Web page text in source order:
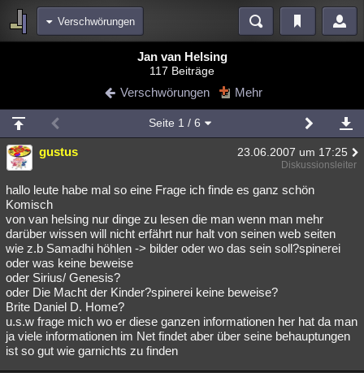
Verschwörungen
Blogs
Chat Wiki Neuigkeiten
meine Rubriken
Menschen Mystery Kriminalfälle
Spiritualität Verschwörungen Technologie Ufologie
Natur Umfragen Unterhaltung
weitere Rubriken
Philosophie Träume
Astronomie Helpdesk Gruppen Gaming
Musik Clash Verbesserungen Allmystery English
Übersichten
Jan van Helsing
117 Beiträge
Verschwörungen Mehr
Seite 1 / 6
gustus 23.06.2007 um 17:25
Diskussionsleiter
hallo leute habe mal so eine Frage ich finde es ganz schön
Komisch
von van helsing nur dinge zu lesen die man wenn man mehr
darüber wissen will nicht erfährt nur halt von seinen web seiten
wie z.b Samadhi höhlen -> bilder oder wo das sein soll?spinerei
oder was keine beweise
oder Sirius/ Genesis?
oder Die Macht der Kinder?spinerei keine beweise?
Brite Daniel D. Home?
u.s.w frage mich wo er diese ganzen informationen her hat da man
ja viele informationen im Net findet aber über seine behauptungen
ist so gut wie garnichts zu finden